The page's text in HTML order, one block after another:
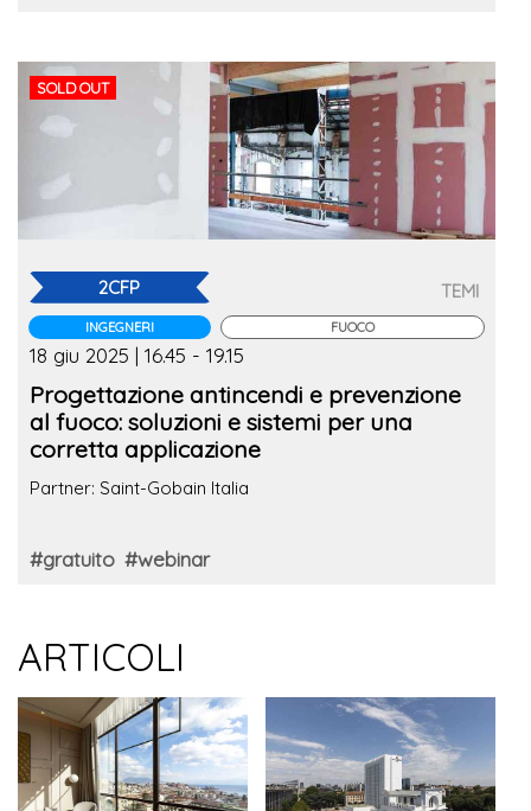
SOLD OUT
2CFP
INGEGNERI
TEMI
FUOCO
18 giu 2025 | 16.45 - 19.15
Progettazione antincendi e prevenzione
al fuoco: soluzioni e sistemi per una
corretta applicazione
Partner: Saint-Gobain Italia
#gratuito #webinar
ARTICOLI